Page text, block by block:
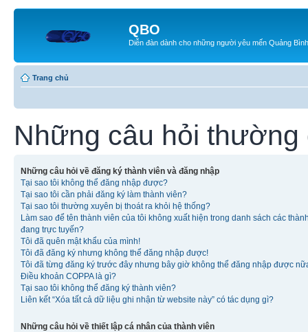
QBO
Diễn đàn dành cho những người yêu mến Quảng Bình
Trang chủ
Những câu hỏi thường
Những câu hỏi về đăng ký thành viên và đăng nhập
Tại sao tôi không thể đăng nhập được?
Tại sao tôi cần phải đăng ký làm thành viên?
Tại sao tôi thường xuyên bị thoát ra khỏi hệ thống?
Làm sao để tên thành viên của tôi không xuất hiện trong danh sách các
đang trực tuyến?
Tôi đã quên mật khẩu của mình!
Tôi đã đăng ký nhưng không thể đăng nhập được!
Tôi đã từng đăng ký trước đây nhưng bây giờ không thể đăng nhập được
Điều khoản COPPA là gì?
Tại sao tôi không thể đăng ký thành viên?
Liên kết “Xóa tất cả dữ liệu ghi nhận từ website này” có tác dụng gì?
Những câu hỏi về thiết lập cá nhân của thành viên